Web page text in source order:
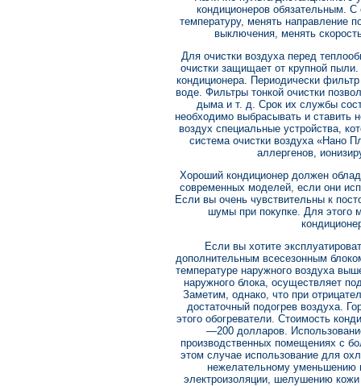
кондиционеров обязательным.
температуру, менять направление
выключения, менять
Для очистки воздуха перед
очистки защищает от крупной пыли.
кондиционера. Периодически
воде. Фильтры тонкой очистки
дыма и т. д. Срок их службы
необходимо выбрасывать и
воздух специальные устройства,
система очистки воздуха «Нано
аллергенов,
Хороший кондиционер должен
современных моделей, если они
Если вы очень чувствительны к
шумы при покупке. Для этого
Если вы хотите
дополнительным всесезонным
температуре наружного воздуха
наружного блока, осуществляет
Заметим, однако, что при
достаточный подогрев воздуха.
этого обогреватели. Стоимость
—200 долларов.
производственных помещениях с
этом случае использование для
нежелательному уменьшению
электроизоляции, шелушению